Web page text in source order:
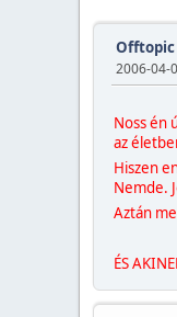
Offtopic
2006-04-
Noss én
az
Hiszen
Nemde.
Aztán
ÉS